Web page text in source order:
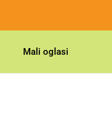
Mali oglasi